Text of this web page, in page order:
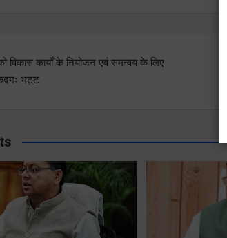
विकास कार्यों के नियोजन एवं समन्वय के लिए
भट्ट